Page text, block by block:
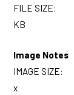
FILE SIZE:
KB
Image Notes
IMAGE SIZE:
x